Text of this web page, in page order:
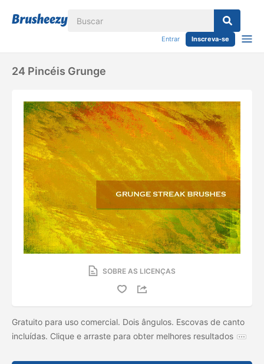
Entrar Inscreva-se
24 Pincéis Grunge
SOBRE AS LICENÇAS
Gratuito para uso comercial. Dois ângulos. Escovas de canto
incluídas. Clique e arraste para obter melhores resultados